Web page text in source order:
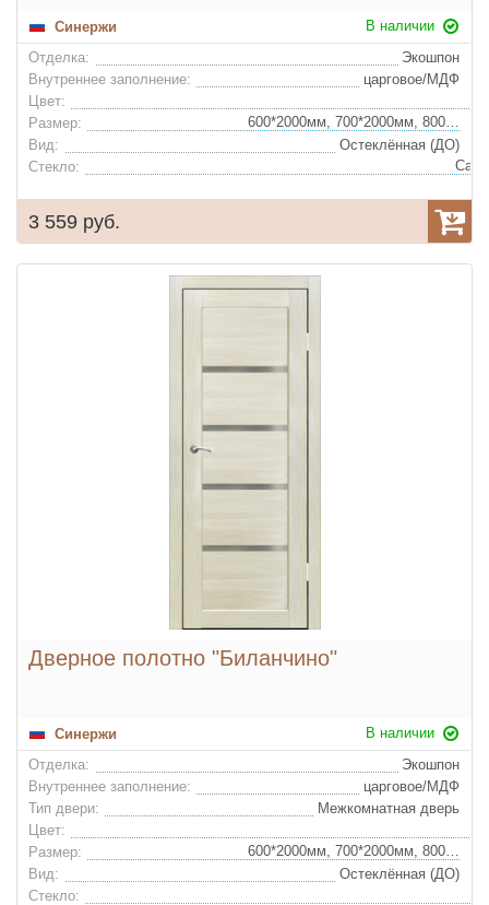
Синержи
В наличии
Отделка:
Экошпон
Внутреннее заполнение:
царговое/МДФ
Цвет:
Размер:
600*2000мм, 700*2000мм, 800*2000мм, 900*2000мм
Вид:
Остеклённая (ДО)
Стекло:
3 559 руб.
Дверное полотно "Биланчино"
Синержи
В наличии
Отделка:
Экошпон
Внутреннее заполнение:
царговое/МДФ
Тип двери:
Межкомнатная дверь
Цвет:
Размер:
600*2000мм, 700*2000мм, 800*2000мм, 900*2000мм
Вид:
Остеклённая (ДО)
Стекло: